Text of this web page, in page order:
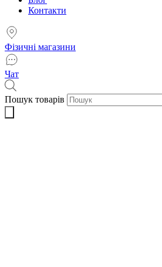
Контакти
Фізичні магазини
Чат
Пошук товарів